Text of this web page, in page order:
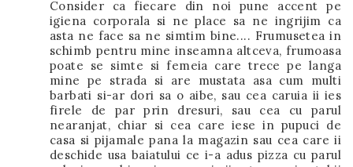
Consider ca fiecare din noi pune accent pe
igiena corporala si ne place sa ne ingrijim ca
asta ne face sa ne simtim bine.... Frumusetea in
schimb pentru mine inseamna altceva, frumoasa
poate se simte si femeia care trece pe langa
mine pe strada si are mustata asa cum multi
barbati si-ar dori sa o aibe, sau cea caruia ii ies
firele de par prin dresuri, sau cea cu parul
nearanjat, chiar si cea care iese in pupuci de
casa si pijamale pana la magazin sau cea care ii
deschide usa baiatului ce i-a adus pizza cu parul